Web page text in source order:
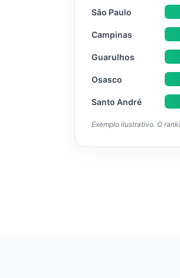
São Paulo
Campinas
Guarulhos
Osasco
Santo André
Exemplo ilustrativo. O